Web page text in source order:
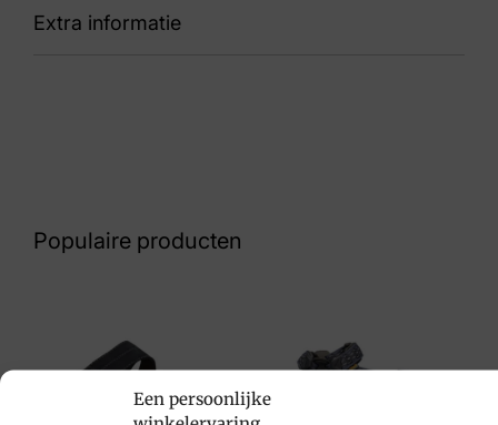
Een persoonlijke
LM311916-0998
Extra informatie
Populaire producten